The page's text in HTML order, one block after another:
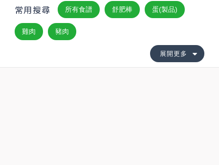
常用搜尋 所有食譜 舒肥棒 蛋(製品)
雞肉 豬肉
展開更多